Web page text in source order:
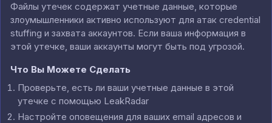
Файлы утечек содержат учетные данные, которые
злоумышленники активно используют для атак credential
stuffing и захвата аккаунтов. Если ваша информация в
этой утечке, ваши аккаунты могут быть под угрозой.
Что Вы Можете Сделать
Проверьте, есть ли ваши учетные данные в этой
утечке с помощью LeakRadar
Настройте оповещения для ваших email адресов и